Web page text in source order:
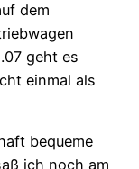
dem
geht es
einmal als
bequeme
ich noch am